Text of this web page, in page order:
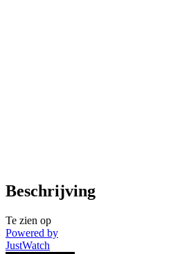
Beschrijving
Te zien op
Powered by
JustWatch